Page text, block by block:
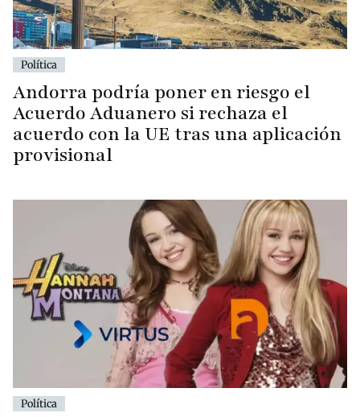
Política
Andorra podría poner en riesgo el
Acuerdo Aduanero si rechaza el
acuerdo con la UE tras una aplicación
provisional
Política